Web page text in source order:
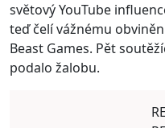
světový YouTube
teď čelí vážnému
Beast Games. Pět
podalo žalobu.